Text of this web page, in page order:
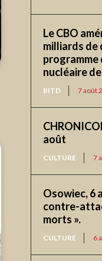
Le CBO
milliards de
programme
nucléaire de
BITD 7 août
août
CULTURE 7
Osowiec, 6
contre-
morts ».
CULTURE 6